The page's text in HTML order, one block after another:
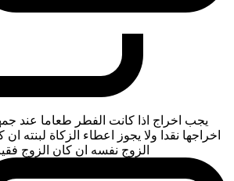
يجب اخراج اذا كانت الفطر طعاما عند
اخراجها نقدا ولا يجوز اعطاء الزكاة لبنته
الزوج نفسه ان كان الزوج